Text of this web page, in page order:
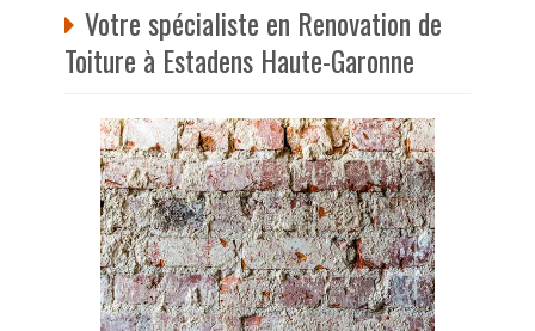
Votre spécialiste en Renovation de
Toiture à Estadens Haute-Garonne